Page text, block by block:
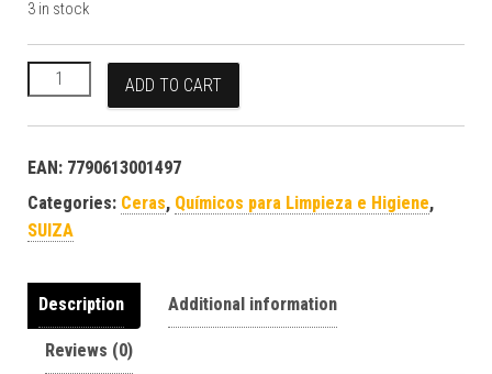
3 in stock
Cera para Pisos Plastificados y Flotantes x 5 lts. quantity
ADD TO CART
EAN: 7790613001497
Categories: Ceras, Químicos para Limpieza e Higiene,
SUIZA
Description Additional information
Reviews (0)